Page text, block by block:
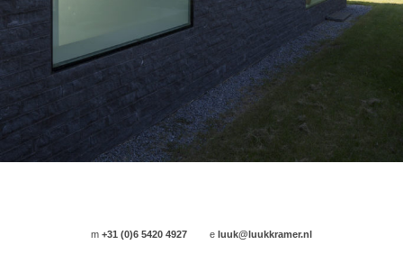
m+31 (0)6 5420 4927 e luuk@luukkramer.nl